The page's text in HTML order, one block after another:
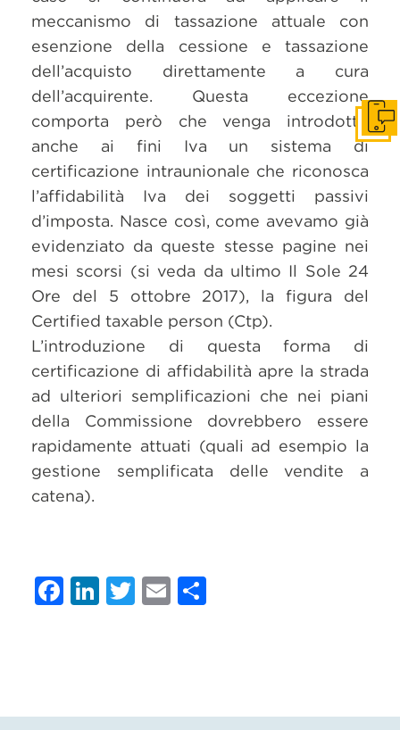
meccanismo di tassazione attuale con
esenzione della cessione e tassazione
dell’acquisto direttamente a cura
dell’acquirente. Questa eccezione
comporta però che venga introdotto
anche ai fini Iva un sistema di
certificazione intraunionale che riconosca
l’affidabilità Iva dei soggetti passivi
d’imposta. Nasce così, come avevamo già
evidenziato da queste stesse pagine nei
mesi scorsi (si veda da ultimo Il Sole 24
Ore del 5 ottobre 2017), la figura del
Certified taxable person (Ctp).
L’introduzione di questa forma di
certificazione di affidabilità apre la strada
ad ulteriori semplificazioni che nei piani
della Commissione dovrebbero essere
rapidamente attuati (quali ad esempio la
gestione semplificata delle vendite a
catena).
Facebook
LinkedIn
Twitter
Email
Get